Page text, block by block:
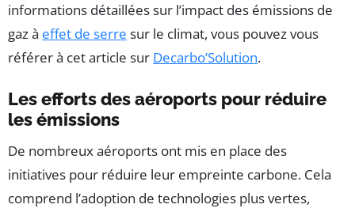
informations détaillées sur l’impact des émissions de
gaz à effet de serre sur le climat, vous pouvez vous
référer à cet article sur Decarbo’Solution.
Les efforts des aéroports pour réduire
les émissions
De nombreux aéroports ont mis en place des
initiatives pour réduire leur empreinte carbone. Cela
comprend l’adoption de technologies plus vertes,